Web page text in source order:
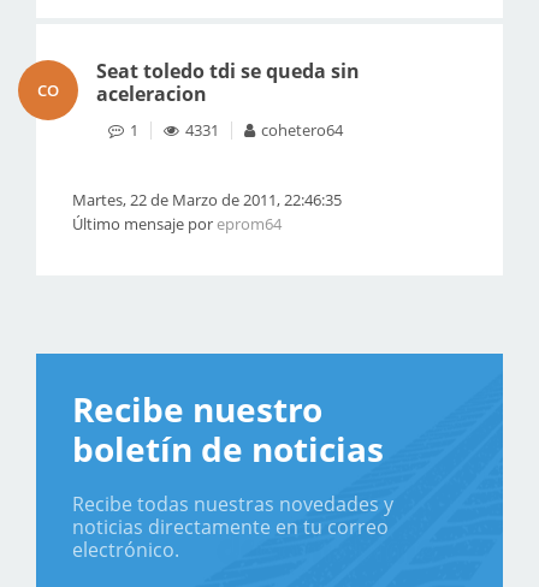
CO
Seat toledo tdi se queda sin
aceleracion
1 4331 cohetero64
Martes, 22 de Marzo de 2011, 22:46:35
Último mensaje poreprom64
Recibe nuestro
boletín de noticias
Recibe todas nuestras novedades y
noticias directamente en tu correo
electrónico.